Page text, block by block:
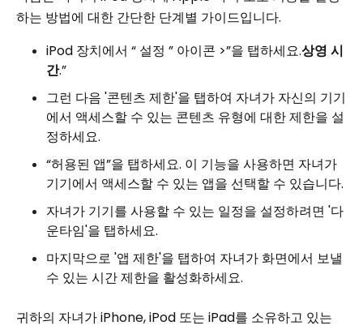
하는 방법에 대한 간단한 단계별 가이드입니다.
iPod 장치에서 “ 설정 ” 아이콘 >”을 탭하세요.상영 시
간.”
그런 다음 '콘텐츠 제한'을 탭하여 자녀가 자신의 기기
에서 액세스할 수 있는 콘텐츠 유형에 대한 제한을 설
정하세요.
“허용된 앱”을 탭하세요. 이 기능을 사용하면 자녀가
기기에서 액세스할 수 있는 앱을 선택할 수 있습니다.
자녀가 기기를 사용할 수 있는 일정을 설정하려면 '다
운타임'을 탭하세요.
마지막으로 '앱 제한'을 탭하여 자녀가 화면에서 보낼
수 있는 시간 제한을 활성화하세요.
귀하의 자녀가 iPhone, iPod 또는 iPad를 소유하고 있는